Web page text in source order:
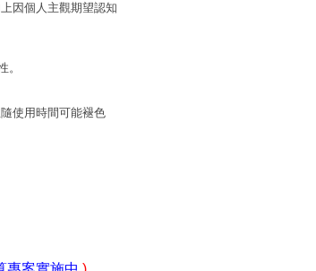
因個人主觀期望認知
。
使用時間可能褪色